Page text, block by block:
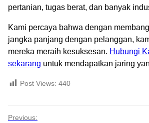
pertanian, tugas berat, dan banyak
Kami percaya bahwa dengan
jangka panjang dengan pelanggan,
mereka meraih kesuksesan. Hubungi
sekarang untuk mendapatkan jaring
Post Views: 440
Previous: